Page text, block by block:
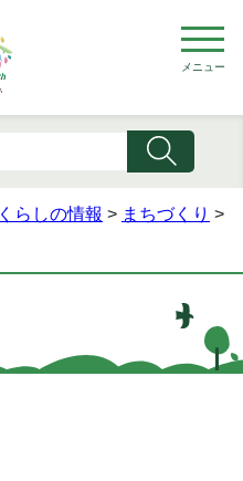
メニュー
くらしの情報 > まちづくり >